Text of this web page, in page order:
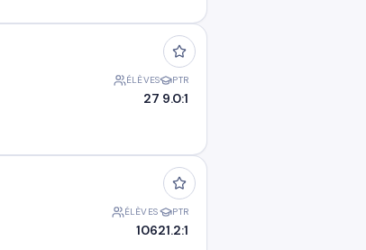
ÉLÈVES
27
PTR
9.0:1
ÉLÈVES
106
PTR
21.2:1